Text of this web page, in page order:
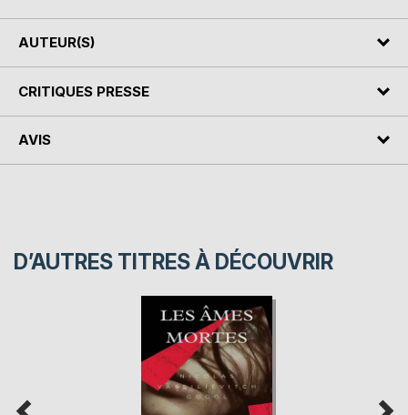
AUTEUR(S)
CRITIQUES PRESSE
AVIS
D’AUTRES TITRES À DÉCOUVRIR